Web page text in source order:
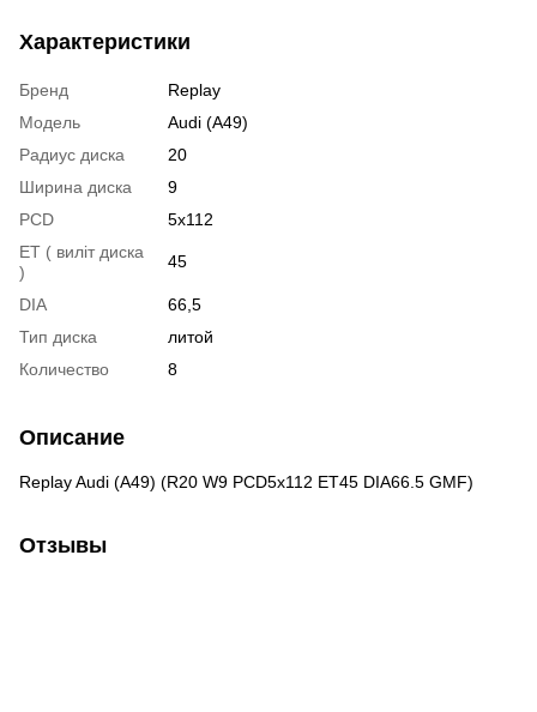
Характеристики
Бренд
Replay
Модель
Audi (A49)
Радиус диска
20
Ширина диска
9
PCD
5x112
ET ( виліт диска
)
45
DIA
66,5
Тип диска
литой
Количество
8
Описание
Replay Audi (A49) (R20 W9 PCD5x112 ET45 DIA66.5 GMF)
Отзывы